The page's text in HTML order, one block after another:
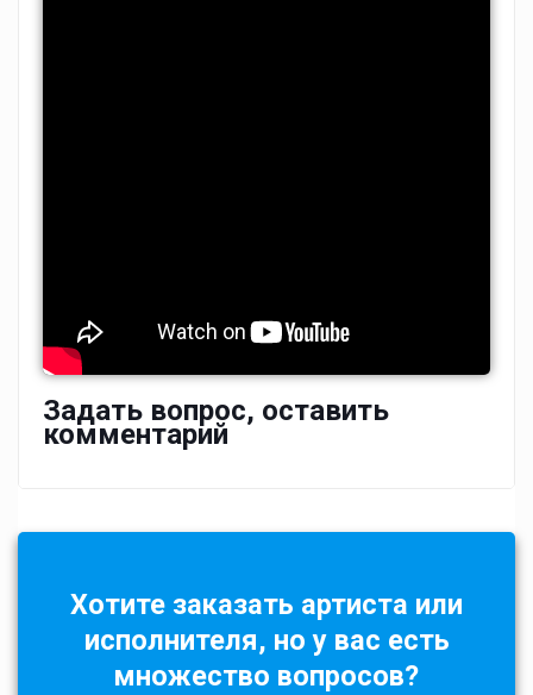
Задать вопрос, оставить
комментарий
Хотите заказать артиста или
исполнителя, но у вас есть
множество вопросов?